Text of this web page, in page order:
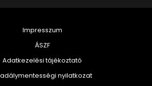
Impresszum
ÁSZF
Adatkezelési tájékoztató
nyilatkozat